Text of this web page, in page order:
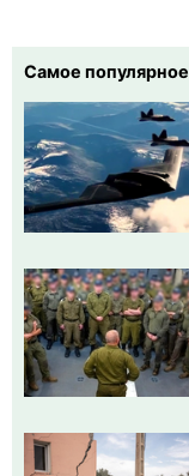
Самое